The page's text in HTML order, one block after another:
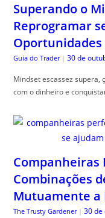
Superando o
Reprogramar
Oportunidades
Guia do Trader | 30 de
Mindset escassez supera,
com o dinheiro e
Companheiras
Combinações
Mutuamente a
The Trusty Gardener | 30 de